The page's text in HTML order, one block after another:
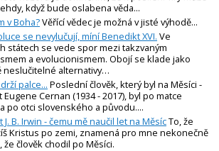
když bude oslabena věda...
v Boha?Věřící vědec je možná v jisté výhodě...
se nevylučují, míní Benedikt XVI. Ve
státech se vede spor mezi takzvaným
a evolucionismem. Obojí se klade jako
neslučitelné alternativy…
palce... Poslední člověk, který byl na Měsíci -
Cernan (1934 - 2017), byl po matce
po otci slovenského a původu....
B. Irwin - čemu mě naučil let na MěsícTo, že
Kristus po zemi, znamená pro mne nekonečně
že člověk chodil po Měsíci.